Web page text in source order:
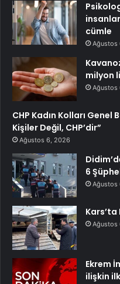
cümle
Ağustos
milyon
Ağustos
CHP Kadın Kolları Genel
Kişiler Değil, CHP’dir”
Ağustos 6, 2026
6
Ağustos
Kars’ta
Ağustos
Ekrem
ilişkin